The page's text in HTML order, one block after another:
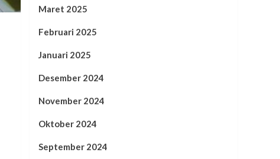
Maret 2025
Februari 2025
Januari 2025
Desember 2024
November 2024
Oktober 2024
September 2024